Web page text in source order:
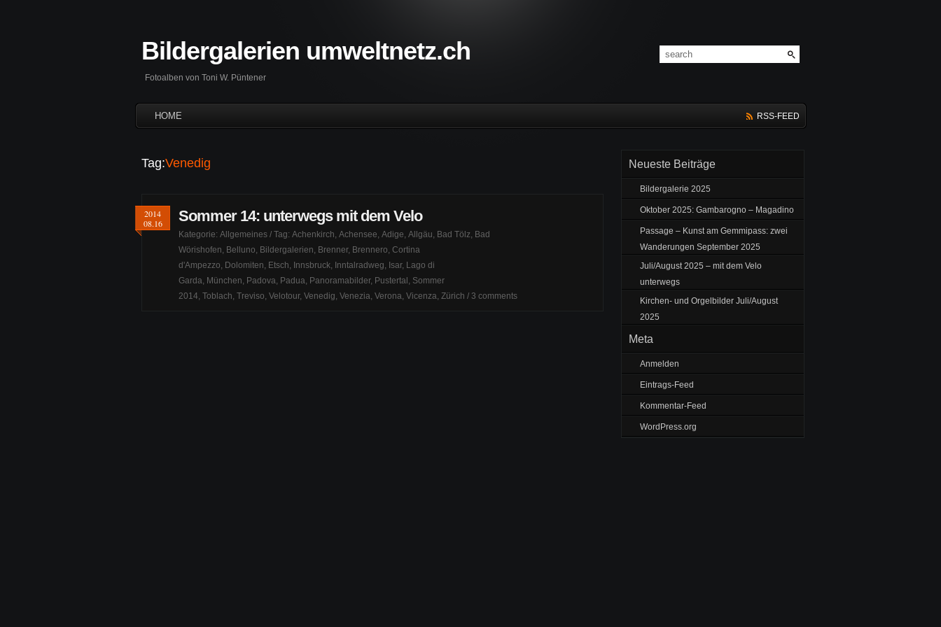
Bildergalerien umweltnetz.ch
Fotoalben von Toni W. Püntener
HOME RSS-FEED
Tag:Venedig
2014
08.16
Sommer 14: unterwegs mit dem Velo
Kategorie: Allgemeines / Tag: Achenkirch, Achensee, Adige, Allgäu, Bad Tölz, Bad
Wörishofen, Belluno, Bildergalerien, Brenner, Brennero, Cortina
d'Ampezzo, Dolomiten, Etsch, Innsbruck, Inntalradweg, Isar, Lago di
Garda, München, Padova, Padua, Panoramabilder, Pustertal , Sommer
2014, Toblach, Treviso, Velotour, Venedig, Venezia, Verona, Vicenza, Zürich / 3 comments
Neueste Beiträge
Bildergalerie 2025
Oktober 2025: Gambarogno – Magadino
Passage – Kunst am Gemmipass: zwei
Wanderungen September 2025
Juli/August 2025 – mit dem Velo
unterwegs
Kirchen- und Orgelbilder Juli/August
2025
Meta
Anmelden
Eintrags-Feed
Kommentar-Feed
WordPress.org